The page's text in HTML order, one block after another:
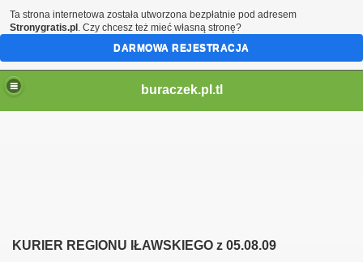
buraczek.pl.tl
KURIER REGIONU IŁAWSKIEGO z 05.08.09
Ta strona internetowa została utworzona bezpłatnie pod adresem
Stronygratis.pl . Czy chcesz też mieć własną stronę?
DARMOWA REJESTRACJA